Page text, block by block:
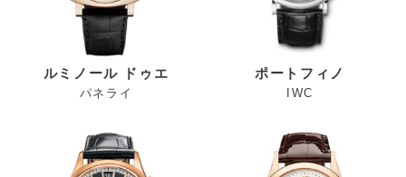
ルミノール ドゥエ
パネライ
ポートフィノ
IWC